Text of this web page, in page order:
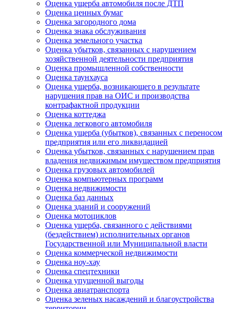
Оценка ущерба автомобиля после ДТП
Оценка ценных бумаг
Оценка загородного дома
Оценка знака обслуживания
Оценка земельного участка
Оценка убытков, связанных с нарушением
хозяйственной деятельности предприятия
Оценка промышленной собственности
Оценка таунхауса
Оценка ущерба, возникающего в результате
нарушения прав на ОИС и производства
контрафактной продукции
Оценка коттеджа
Оценка легкового автомобиля
Оценка ущерба (убытков), связанных с переносом
предприятия или его ликвидацией
Оценка убытков, связанных с нарушением прав
владения недвижимым имуществом предприятия
Оценка грузовых автомобилей
Оценка компьютерных программ
Оценка недвижимости
Оценка баз данных
Оценка зданий и сооружений
Оценка мотоциклов
Оценка ущерба, связанного с действиями
(бездействием) исполнительных органов
Государственной или Муниципальной власти
Оценка коммерческой недвижимости
Оценка ноу-хау
Оценка спецтехники
Оценка упущенной выгоды
Оценка авиатранспорта
Оценка зеленых насаждений и благоустройства